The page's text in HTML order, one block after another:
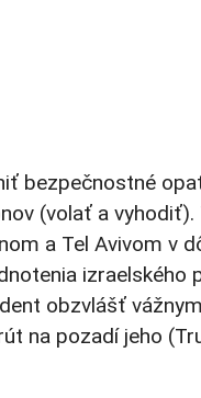
bezpečnostné
(volať a
a Tel Avivom v
izraelského
obzvlášť
na pozadí jeho